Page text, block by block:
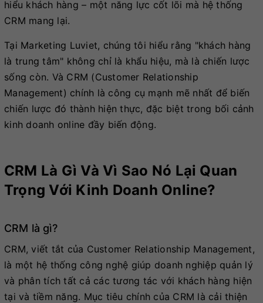
hiểu khách hàng – một năng lực cốt lõi mà hệ thống
CRM mang lại.
Tại Marketing Luviet, chúng tôi hiểu rằng "khách hàng
là trung tâm" không chỉ là khẩu hiệu, mà là chiến lược
sống còn. Và CRM (Customer Relationship
Management) chính là công cụ mạnh mẽ nhất để biến
chiến lược đó thành hiện thực, đặc biệt trong bối cảnh
kinh doanh online đầy biến động.
CRM Là Gì Và Vì Sao Nó Lại Quan
Trọng Với Kinh Doanh Online?
CRM là gì?
CRM, viết tắt của Customer Relationship Management,
là một hệ thống công nghệ giúp doanh nghiệp quản lý
và phân tích tất cả các tương tác với khách hàng hiện
tại và tiềm năng. Mục tiêu chính của CRM là cải thiện